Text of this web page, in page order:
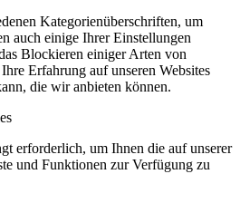
Kategorienüberschriften, um
auch einige Ihrer Einstellungen
Blockieren einiger Arten von
Erfahrung auf unseren Websites
die wir anbieten können.
erforderlich, um Ihnen die auf unserer
und Funktionen zur Verfügung zu